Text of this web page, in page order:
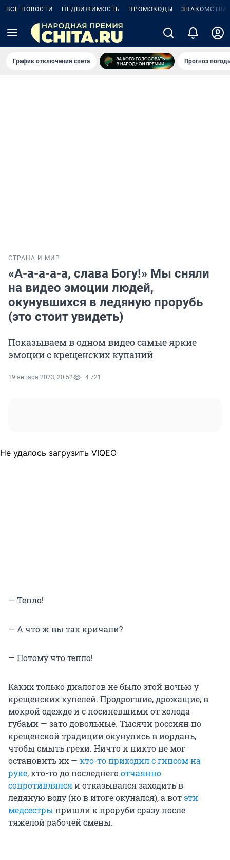
ВСЕ НОВОСТИ НЕДВИЖИМОСТЬ ПРОМОКОДЫ ЗНАКОМСТВА
График отключения света Прогноз
СТРАНА И МИР
«А-а-а-а-а, слава Богу!» Мы сняли
на видео эмоции людей,
окунувшихся в ледяную прорубь
(это стоит увидеть)
Показываем в одном видео самые яркие
эмоции с крещенских купаний
19 января 2023, 20:52 4 721
Не удалось загрузить VIQEO
— Тепло!
— А что ж вы так кричали?
— Потому что тепло!
Каких только диалогов не было этой ночью у
крещенских купелей. Продрогшие, дрожащие, в
мокрой одежде и с посиневшими от холода
губами — зато довольные. Тысячи россиян по
крещенской традиции окунулись в иордань,
чтобы смыть грехи. Ничто и никто не мог
остановить их — кто-то приходил с гипсом на
руке, кто-то до последнегоотчаянно
сопротивлялсяи отказывался заходить в
ледяную воду (но в итоге окунался), а вотэти
медсестры пришли к проруби сразу после
тяжелой рабочей смены.